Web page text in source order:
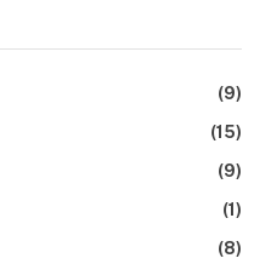
(9)
(15)
(9)
(1)
(8)